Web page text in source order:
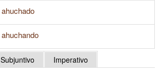
ahuchado
ahuchando
Subjuntivo
Imperativo